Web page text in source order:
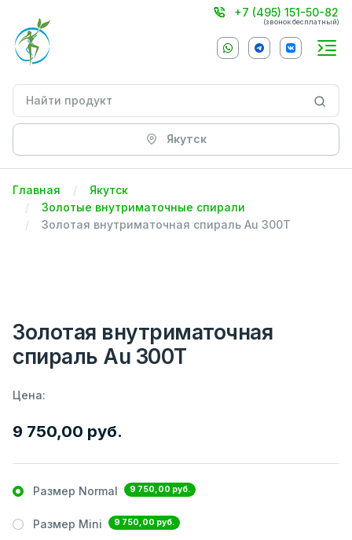
+7 (495) 151-50-82
(звонок бесплатный)
Якутск
Главная
Якутск
Золотые внутриматочные спирали
Золотая внутриматочная спираль Au 300Т
Золотая внутриматочная
спираль Au 300Т
Цена:
9 750,00 руб.
Размер Normal 9 750,00 руб.
Размер Mini 9 750,00 руб.